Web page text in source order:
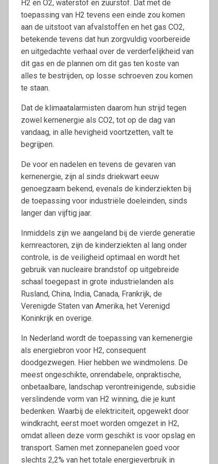
H2 en O2, waterstof en zuurstof. Dat met de
toepassing van H2 tevens een einde zou komen
aan de uitstoot van afvalstoffen en het gas CO2,
betekende tevens dat hun zorgvuldig voorbereide
en uitgedachte verhaal over de verderfelijkheid van
dit gas en de plannen om dit gas ten koste van
alles te bestrijden, op losse schroeven zou komen
te staan.
Dat de klimaatalarmisten daarom hun strijd tegen
zowel kernenergie als CO2, tot op de dag van
vandaag, in alle hevigheid voortzetten, valt te
begrijpen.
De voor en nadelen en tevens de gevaren van
kernenergie, zijn al sinds driekwart eeuw
genoegzaam bekend, evenals de kinderziekten bij
de toepassing voor industriële doeleinden, sinds
langer dan vijftig jaar.
Inmiddels zijn we aangeland bij de vierde generatie
kernreactoren, zijn de kinderziekten al lang onder
controle, is de veiligheid optimaal en wordt het
gebruik van nucleaire brandstof op uitgebreide
schaal toegepast in grote industrielanden als
Rusland, China, India, Canada, Frankrijk, de
Verenigde Staten van Amerika, het Verenigd
Koninkrijk en overige.
In Nederland wordt de toepassing van kernenergie
als energiebron voor H2, consequent
doodgezwegen. Hier hebben we windmolens. De
meest ongeschikte, onrendabele, onpraktische,
onbetaalbare, landschap verontreinigende, subsidie
verslindende vorm van H2 winning, die je kunt
bedenken. Waarbij de elektriciteit, opgewekt door
windkracht, eerst moet worden omgezet in H2,
omdat alleen deze vorm geschikt is voor opslag en
transport. Samen met zonnepanelen goed voor
slechts 2,2% van het totale energieverbruik in